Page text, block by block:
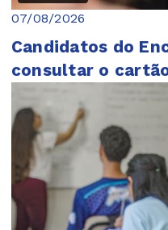
07/08/2026
Candidatos do
consultar o